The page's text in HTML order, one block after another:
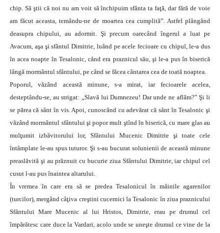
chip. Să ştii că noi nu am voit să închipuim sfânta ta faţă, dar fără de voie
am făcut aceasta, temându-ne de moartea cea cumplită”. Astfel plângând
deasupra chipului, au adormit. Şi precum oarecând îngerul a luat pe
Avacum, aşa şi sfântul Dimitrie, luând pe acele fecioare cu chipul, le-a dus
în acea noapte în Tesalonic, când era praznicul său, şi le-a pus în biserică
lângă mormântul sfântului, pe când se făcea cântarea cea de toată noaptea.
Poporul, văzând această minune, s-a mirat, iar fecioarele acelea,
desteptându-se, au strigat: „Slavă lui Dumnezeu! Dar unde ne aflăm?” Şi li
se părea că sânt în vis. Apoi, cunoscând cu adevărat că sânt în Tesalonic şi
văzând mormântul sfântului şi popor mult ştînd în biserică, cu mare glas au
mulţumit izbăvitorului lor, Sfântului Mucenic Dimitrie şi toate cele
întâmplate le-au spus tuturor. Şi s-au bucurat solunienii de această minune
preaslăvită şi au prăznuit cu bucurie ziua Sfântului Dimitrie, iar chipul cel
cusut l-au pus înaintea altarului.
În vremea în care era să se predea Tesalonicul în mâinile agarenilor
(turcilor), mergând câţiva creştini cucernici la Tesalonic în ziua praznicului
Sfântului Mare Mucenic al lui Hristos, Dimitrie, erau pe drumul cel
împărătesc care duce la Vardari, acolo unde se uneşte drumul ce vine de la